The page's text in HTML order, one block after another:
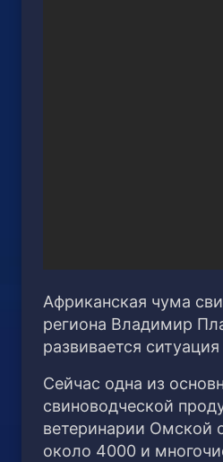
Африканская чума
региона Владимир
развивается
Сейчас одна из
свиноводческой
ветеринарии Омской
около 4000 и